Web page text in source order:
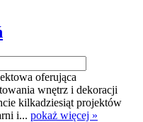
oferująca
wnętrz i dekoracji
kilkadziesiąt projektów
i... pokaż więcej »